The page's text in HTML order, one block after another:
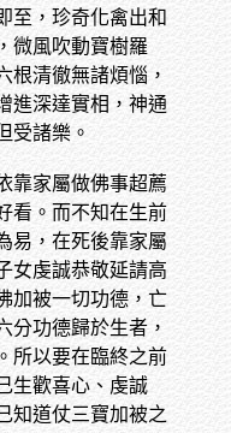
至，珍奇化禽出和
微風吹動寶樹羅
根清徹無諸煩惱，
進深達實相，神通
受諸樂。
靠家屬做佛事超薦
看。而不知在生前
易，在死後靠家屬
女虔誠恭敬延請高
加被一切功德，亡
分功德歸於生者，
所以要在臨終之前
生歡喜心、虔誠
知道仗三寶加被之